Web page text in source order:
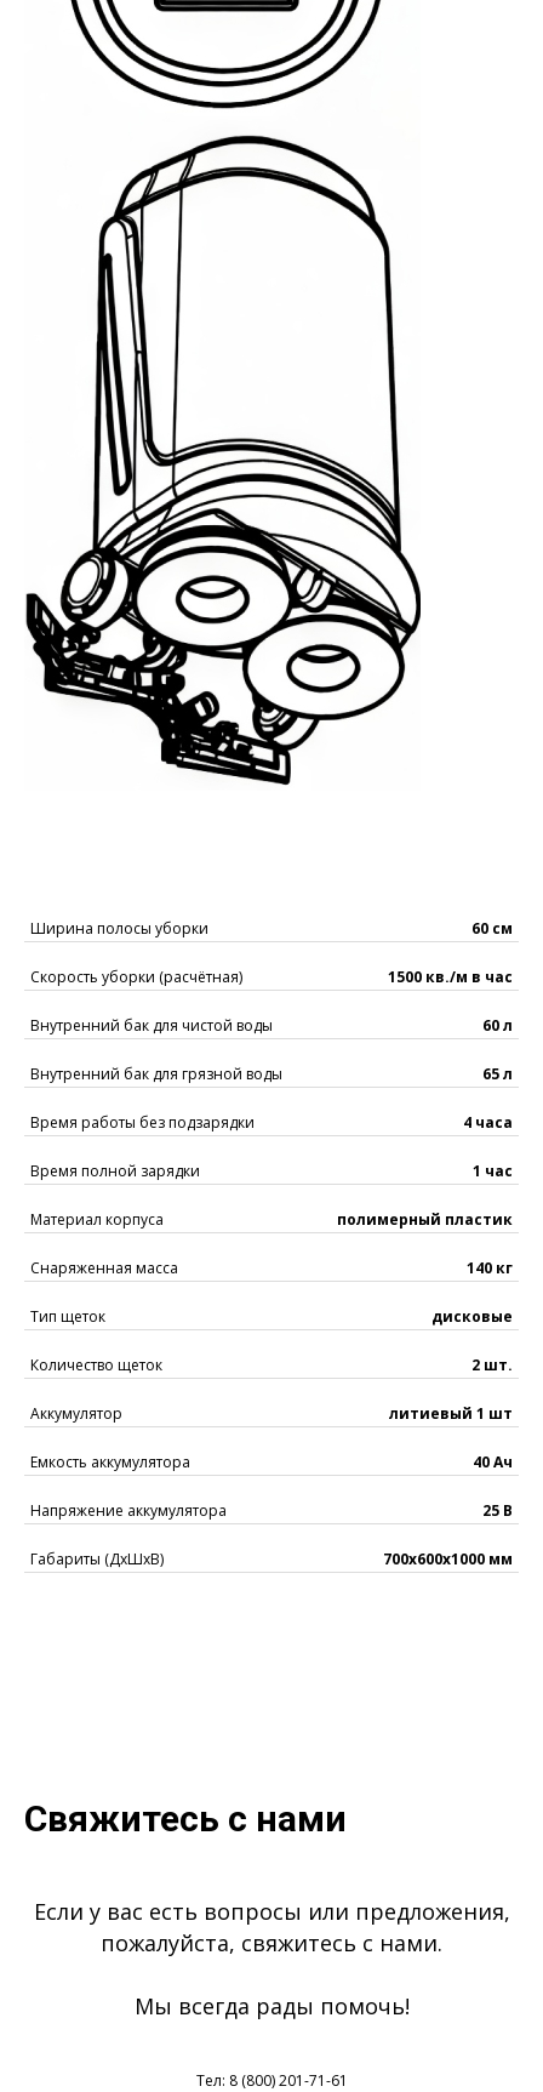
Ширина полосы уборки 60 см
Скорость уборки (расчётная) 1500 кв./м в час
Внутренний бак для чистой воды 60 л
Внутренний бак для грязной воды 65 л
Время работы без подзарядки 4 часа
Время полной зарядки 1 час
Материал корпуса полимерный пластик
Снаряженная масса 140 кг
Тип щеток дисковые
Количество щеток 2 шт.
Аккумулятор литиевый 1 шт
Емкость аккумулятора 40 Ач
Напряжение аккумулятора 25 В
Габариты (ДхШхВ) 700x600x1000 мм
Свяжитесь с нами
Если у вас есть вопросы или предложения,
пожалуйста, свяжитесь с нами.
Мы всегда рады помочь!
Тел: 8 (800) 201-71-61